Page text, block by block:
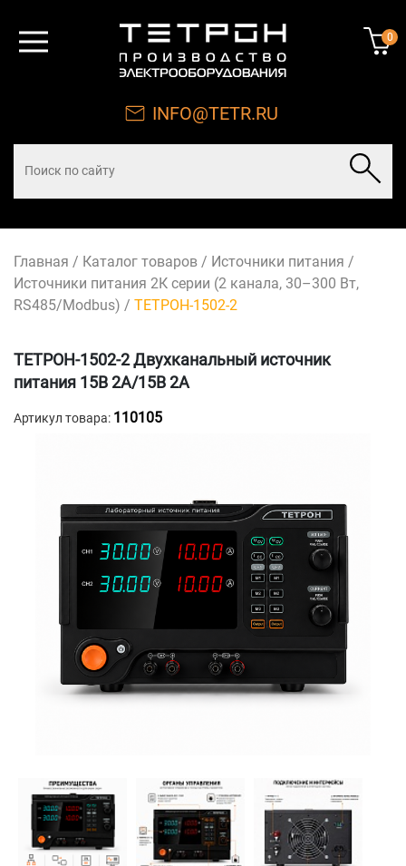
0
INFO@TETR.RU
Главная / Каталог товаров / Источники питания /
Источники питания 2К серии (2 канала, 30–300 Вт,
RS485/Modbus) / ТЕТРОН-1502-2
ТЕТРОН-1502-2 Двухканальный источник
питания 15В 2А/15В 2А
Артикул товара: 110105